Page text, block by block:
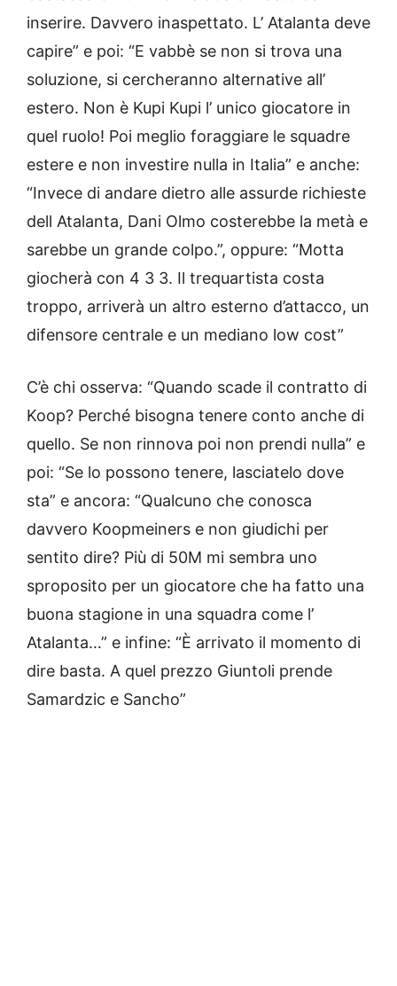
inserire. Davvero inaspettato. L’ Atalanta deve
capire” e poi: “E vabbè se non si trova una
soluzione, si cercheranno alternative all’
estero. Non è Kupi Kupi l’ unico giocatore in
quel ruolo! Poi meglio foraggiare le squadre
estere e non investire nulla in Italia” e anche:
“Invece di andare dietro alle assurde richieste
dell Atalanta, Dani Olmo costerebbe la metà e
sarebbe un grande colpo.”, oppure: “Motta
giocherà con 4 3 3. Il trequartista costa
troppo, arriverà un altro esterno d’attacco, un
difensore centrale e un mediano low cost”
C’è chi osserva: “Quando scade il contratto di
Koop? Perché bisogna tenere conto anche di
quello. Se non rinnova poi non prendi nulla” e
poi: “Se lo possono tenere, lasciatelo dove
sta” e ancora: “Qualcuno che conosca
davvero Koopmeiners e non giudichi per
sentito dire? Più di 50M mi sembra uno
sproposito per un giocatore che ha fatto una
buona stagione in una squadra come l’
Atalanta…” e infine: “È arrivato il momento di
dire basta. A quel prezzo Giuntoli prende
Samardzic e Sancho”